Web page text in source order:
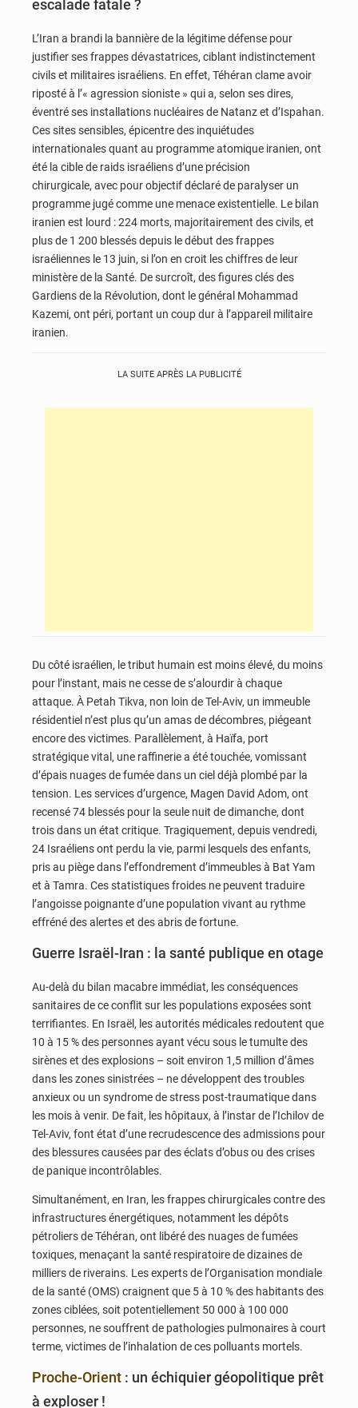
escalade fatale ?
L’Iran a brandi la bannière de la légitime défense pour
justifier ses frappes dévastatrices, ciblant indistinctement
civils et militaires israéliens. En effet, Téhéran clame avoir
riposté à l’« agression sioniste » qui a, selon ses dires,
éventré ses installations nucléaires de Natanz et d’Ispahan.
Ces sites sensibles, épicentre des inquiétudes
internationales quant au programme atomique iranien, ont
été la cible de raids israéliens d’une précision
chirurgicale, avec pour objectif déclaré de paralyser un
programme jugé comme une menace existentielle. Le bilan
iranien est lourd : 224 morts, majoritairement des civils, et
plus de 1 200 blessés depuis le début des frappes
israéliennes le 13 juin, si l’on en croit les chiffres de leur
ministère de la Santé. De surcroît, des figures clés des
Gardiens de la Révolution, dont le général Mohammad
Kazemi, ont péri, portant un coup dur à l’appareil militaire
iranien.
LA SUITE APRÈS LA PUBLICITÉ
Du côté israélien, le tribut humain est moins élevé, du moins
pour l’instant, mais ne cesse de s’alourdir à chaque
attaque. À Petah Tikva, non loin de Tel-Aviv, un immeuble
résidentiel n’est plus qu’un amas de décombres, piégeant
encore des victimes. Parallèlement, à Haïfa, port
stratégique vital, une raffinerie a été touchée, vomissant
d’épais nuages de fumée dans un ciel déjà plombé par la
tension. Les services d’urgence, Magen David Adom, ont
recensé 74 blessés pour la seule nuit de dimanche, dont
trois dans un état critique. Tragiquement, depuis vendredi,
24 Israéliens ont perdu la vie, parmi lesquels des enfants,
pris au piège dans l’effondrement d’immeubles à Bat Yam
et à Tamra. Ces statistiques froides ne peuvent traduire
l’angoisse poignante d’une population vivant au rythme
effréné des alertes et des abris de fortune.
Guerre Israël-Iran : la santé publique en otage
Au-delà du bilan macabre immédiat, les conséquences
sanitaires de ce conflit sur les populations exposées sont
terrifiantes. En Israël, les autorités médicales redoutent que
10 à 15 % des personnes ayant vécu sous le tumulte des
sirènes et des explosions – soit environ 1,5 million d’âmes
dans les zones sinistrées – ne développent des troubles
anxieux ou un syndrome de stress post-traumatique dans
les mois à venir. De fait, les hôpitaux, à l’instar de l’Ichilov de
Tel-Aviv, font état d’une recrudescence des admissions pour
des blessures causées par des éclats d’obus ou des crises
de panique incontrôlables.
Simultanément, en Iran, les frappes chirurgicales contre des
infrastructures énergétiques, notamment les dépôts
pétroliers de Téhéran, ont libéré des nuages de fumées
toxiques, menaçant la santé respiratoire de dizaines de
milliers de riverains. Les experts de l’Organisation mondiale
de la santé (OMS) craignent que 5 à 10 % des habitants des
zones ciblées, soit potentiellement 50 000 à 100 000
personnes, ne souffrent de pathologies pulmonaires à court
terme, victimes de l’inhalation de ces polluants mortels.
Proche-Orient : un échiquier géopolitique prêt
à exploser !